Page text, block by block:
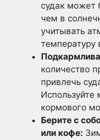
судак может
чем в
учитывать
температуру
количество
привлечь
Используйте
кормового
Берите с
или кофе: